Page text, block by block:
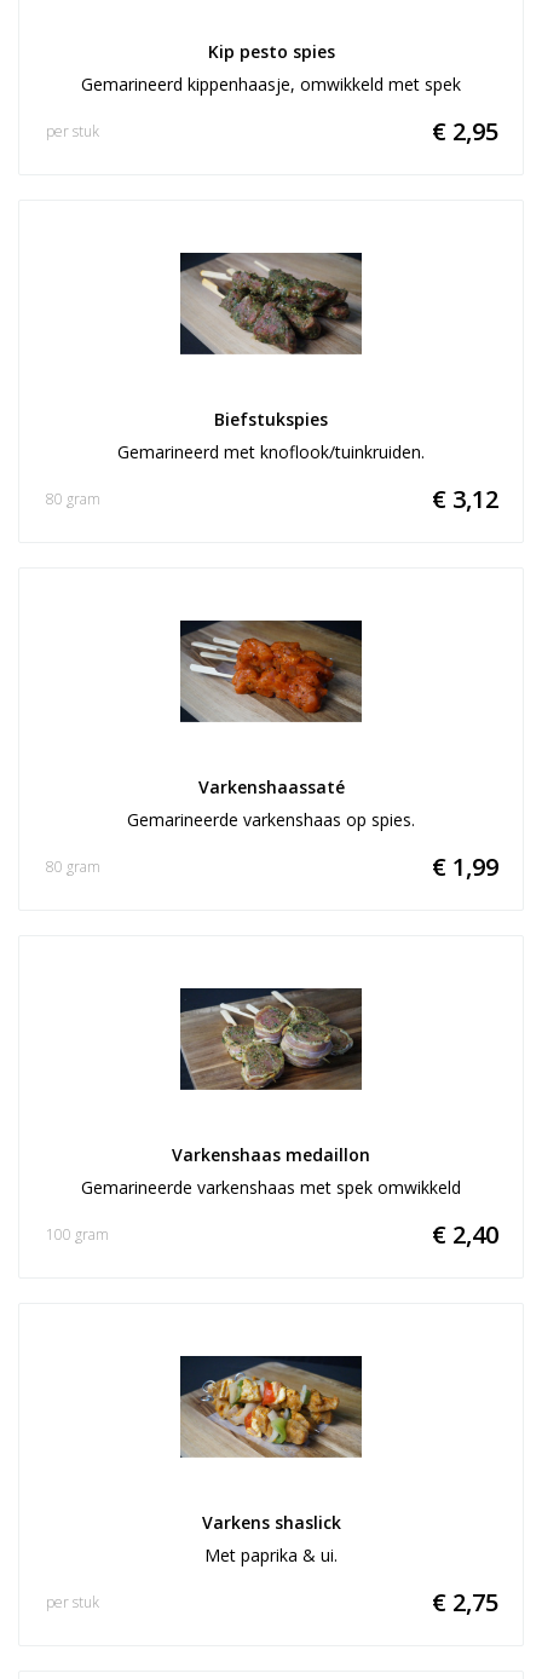
Kip pesto spies
Gemarineerd kippenhaasje, omwikkeld met spek
€ 2,95
per stuk
Biefstukspies
Gemarineerd met knoflook/tuinkruiden.
€ 3,12
80 gram
Varkenshaassaté
Gemarineerde varkenshaas op spies.
€ 1,99
80 gram
Varkenshaas medaillon
Gemarineerde varkenshaas met spek omwikkeld
€ 2,40
100 gram
Varkens shaslick
Met paprika & ui.
€ 2,75
per stuk